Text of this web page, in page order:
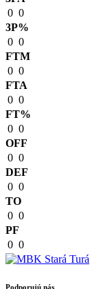
0 0
3P%
0 0
FTM
0 0
FTA
0 0
FT%
0 0
OFF
0 0
DEF
0 0
TO
0 0
PF
0 0
Podporujú nás